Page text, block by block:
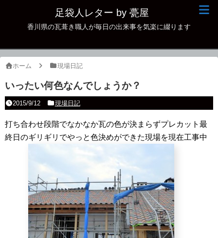
足袋人レター by 甍屋
香川県の瓦葺き職人が毎日の出来事を気楽に綴ります
ホーム 現場日記
いったい何色なんでしょうか？
2015/9/12 現場日記
打ち合わせ段階でなかなか瓦の色が決まらずプレカット最
終日のギリギリでやっと色決めができた現場を現在工事中
現場日記
古瓦
本日の一品